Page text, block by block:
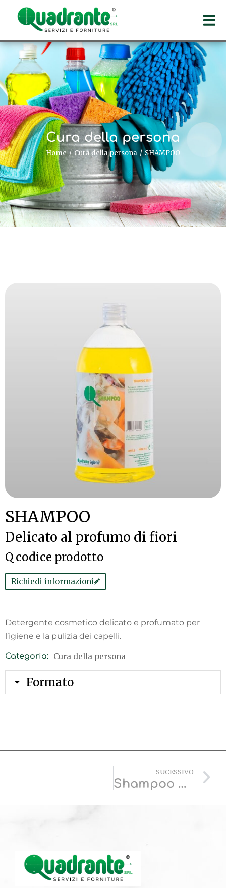
Cura della persona
Tu sei qui: Home Cura della persona SHAMPOO
SHAMPOO
Delicato al profumo di fiori
Q codice prodotto
Richiedi informazioni
Detergente cosmetico delicato e profumato per
l’igiene e la pulizia dei capelli.
Categoria: Cura della persona
Formato
SUCESSIVO
Shampoo Doccia